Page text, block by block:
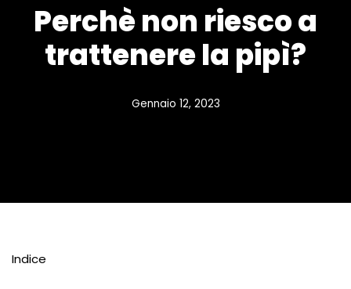
Perchè non riesco a
trattenere la pipì?
Gennaio 12, 2023
Indice